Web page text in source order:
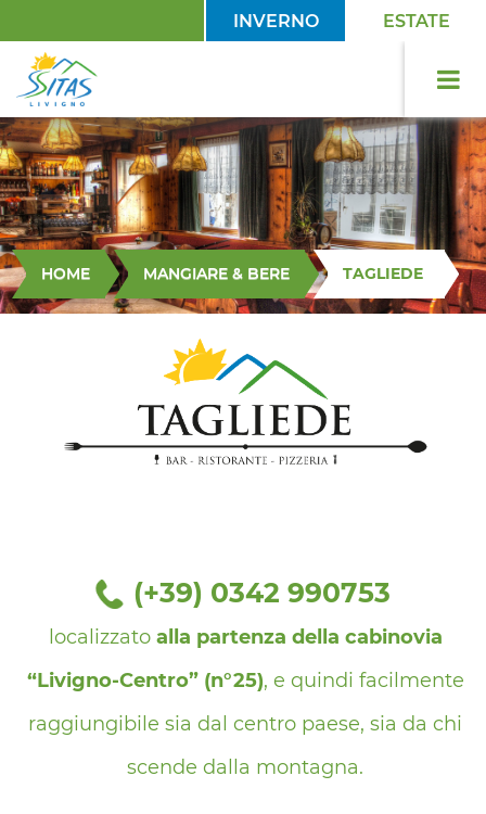
INVERNO ESTATE
HOME MANGIARE & BERE TAGLIEDE
(+39) 0342 990753
Il Tagliede è un locale storicodi Livigno,
localizzato alla partenza della cabinovia
“Livigno-Centro” (n°25), e quindi facilmente
raggiungibile sia dal centro paese, sia da chi
scende dalla montagna.